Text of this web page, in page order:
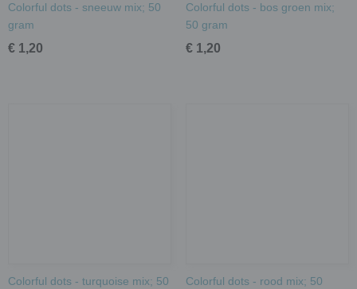
Colorful dots - sneeuw mix; 50
gram
€ 1,20
Colorful dots - bos groen mix;
50 gram
€ 1,20
Colorful dots - turquoise mix; 50
Colorful dots - rood mix; 50